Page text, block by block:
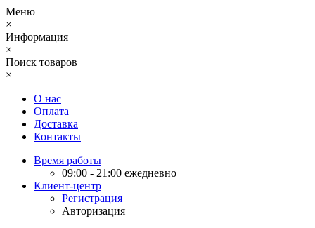
Меню
×
Информация
×
Поиск товаров
×
О нас
Оплата
Доставка
Контакты
Время работы
09:00 - 21:00 ежедневно
Клиент-центр
Регистрация
Авторизация